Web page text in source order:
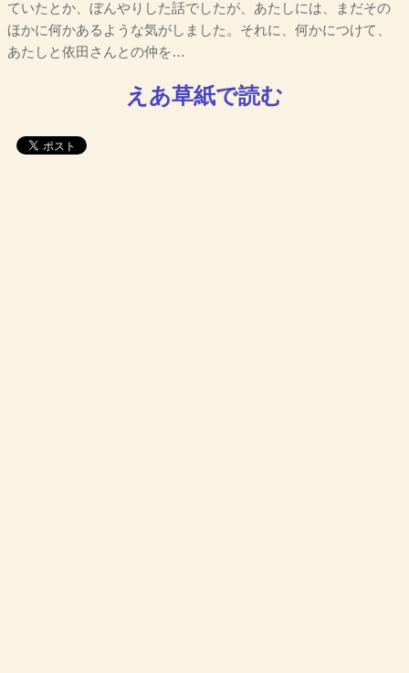
ていたとか、ぼんやりした話でしたが、あたしには、まだその
ほかに何かあるような気がしました。それに、何かにつけて、
あたしと依田さんとの仲を…
えあ草紙で読む